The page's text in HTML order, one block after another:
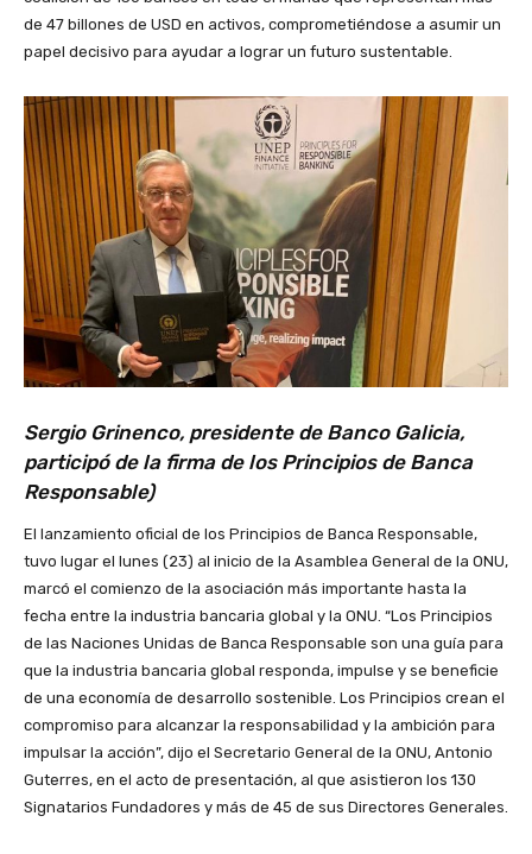
de 47 billones de USD en activos, comprometiéndose a asumir un
papel decisivo para ayudar a lograr un futuro sustentable.
Sergio Grinenco, presidente de Banco Galicia,
participó de la firma de los Principios de Banca
Responsable)
El lanzamiento oficial de los Principios de Banca Responsable,
tuvo lugar el lunes (23) al inicio de la Asamblea General de la ONU,
marcó el comienzo de la asociación más importante hasta la
fecha entre la industria bancaria global y la ONU. “Los Principios
de las Naciones Unidas de Banca Responsable son una guía para
que la industria bancaria global responda, impulse y se beneficie
de una economía de desarrollo sostenible. Los Principios crean el
compromiso para alcanzar la responsabilidad y la ambición para
impulsar la acción”, dijo el Secretario General de la ONU, Antonio
Guterres, en el acto de presentación, al que asistieron los 130
Signatarios Fundadores y más de 45 de sus Directores Generales.